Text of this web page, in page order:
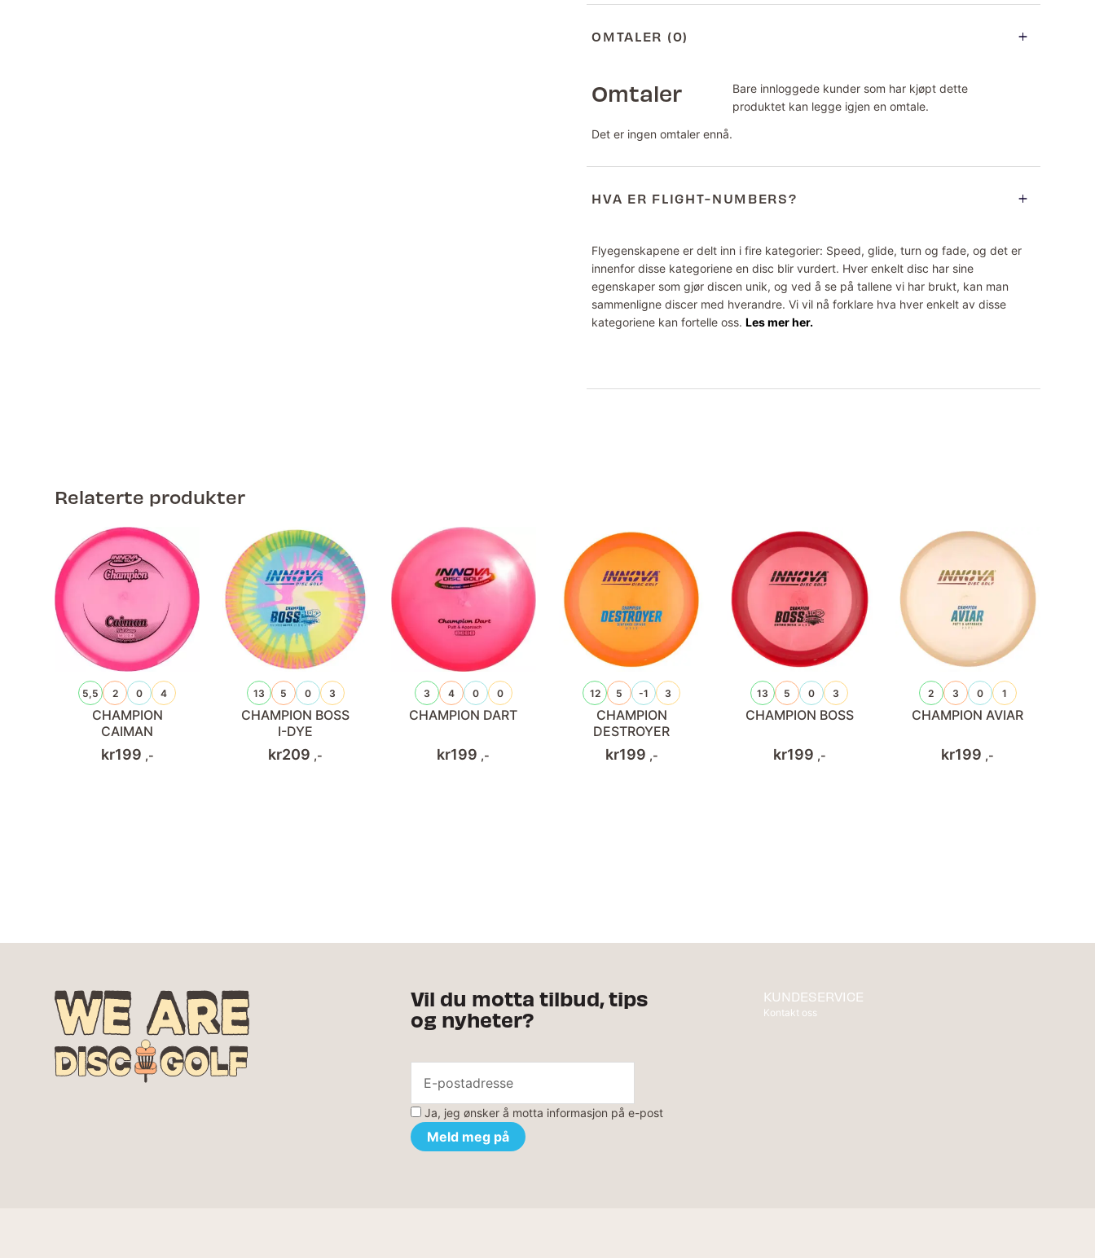
OMTALER (0)
Omtaler
Det er ingen omtaler ennå.
Bare innloggede kunder som har kjøpt dette
produktet kan legge igjen en omtale.
HVA ER FLIGHT-NUMBERS?
Flyegenskapene er delt inn i fire kategorier: Speed, glide, turn og fade, og det er
innenfor disse kategoriene en disc blir vurdert. Hver enkelt disc har sine
egenskaper som gjør discen unik, og ved å se på tallene vi har brukt, kan man
sammenligne discer med hverandre. Vi vil nå forklare hva hver enkelt av disse
kategoriene kan fortelle oss.Les mer her.
Relaterte produkter
5,5 2 0 4
CHAMPION
CAIMAN
kr199 ,-
13 5 0 3
CHAMPION BOSS
I-DYE
kr209 ,-
3 4 0 0
CHAMPION DART
kr199 ,-
12 5 -1 3
CHAMPION
DESTROYER
kr199 ,-
13 5 0 3
CHAMPION BOSS
kr199 ,-
2 3 0 1
CHAMPION AVIAR
kr199 ,-
Vil du motta tilbud, tips
og nyheter?
Ja, jeg ønsker å motta informasjon på e-post
KUNDESERVICE
Kontakt oss